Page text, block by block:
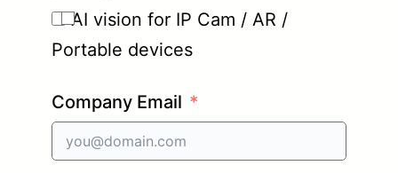
AI vision for IP Cam / AR /
Portable devices
Company Email